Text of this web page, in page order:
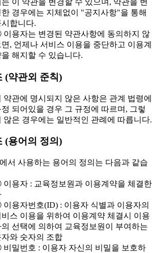
는 이 약관을 변경할 수 있으며, 약관을 변
한 경우에는 지체없이 "공지사항"을 통해
시합니다.
용자는 변경된 약관사항에 동의하지 않
면, 언제나 서비스 이용을 중단하고 이용계
을 해지할 수 있습니다.
(약관외 준칙)
약관에 명시되지 않은 사항은 관계 법령에
정 되어있을 경우 그 규정에 따르며, 그렇
않은 경우에는 일반적인 관례에 따릅니다.
(용어의 정의)
서 사용하는 용어의 정의는 다음과 같습
용자 : 교육정보원과 이용계약을 체결한
용자번호(ID) : 이용자 식별과 이용자의
비스 이용을 위하여 이용계약 체결시 이용
의 선택에 의하여 교육정보원이 부여하는
자와 숫자의 조합
밀번호 : 이용자 자신의 비밀을 보호하